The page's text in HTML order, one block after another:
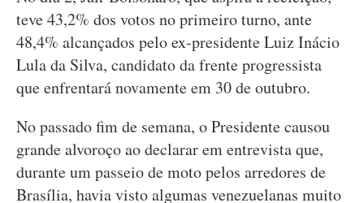
teve 43,2% dos votos no primeiro turno, ante
48,4% alcançados pelo ex-presidente Luiz Inácio
Lula da Silva, candidato da frente progressista
que enfrentará novamente em 30 de outubro.
No passado fim de semana, o Presidente causou
grande alvoroço ao declarar em entrevista que,
durante um passeio de moto pelos arredores de
Brasília, havia visto algumas venezuelanas muito